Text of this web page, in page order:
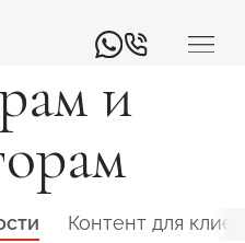
и
Контент для